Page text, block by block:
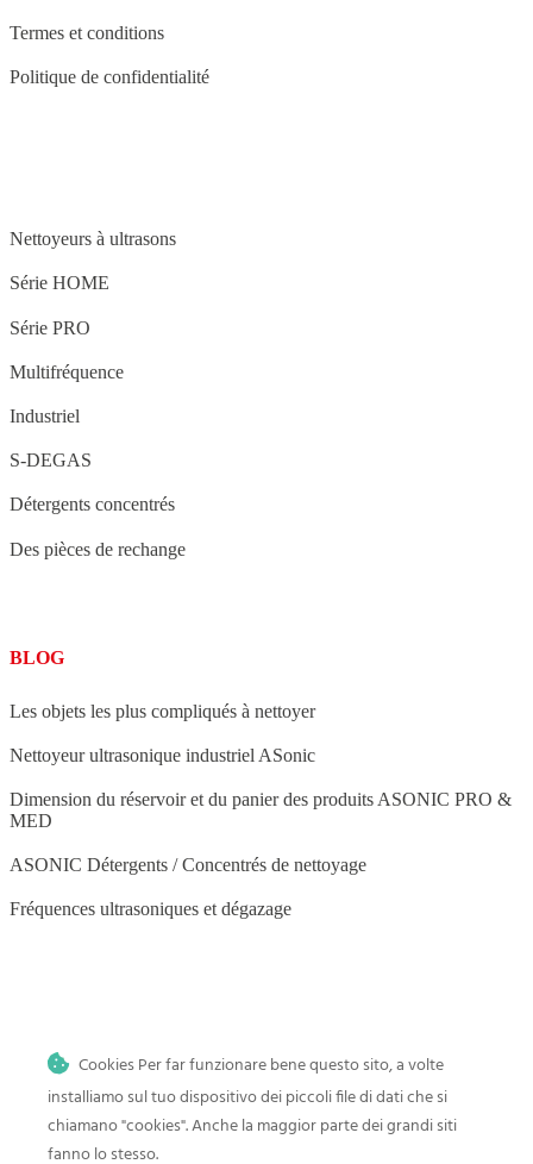
Termes et conditions
Politique de confidentialité
Nettoyeurs à ultrasons
Série HOME
Série PRO
Multifréquence
Industriel
S-DEGAS
Détergents concentrés
Des pièces de rechange
BLOG
Les objets les plus compliqués à nettoyer
Nettoyeur ultrasonique industriel ASonic
Dimension du réservoir et du panier des produits ASONIC PRO &
MED
ASONIC Détergents / Concentrés de nettoyage
Fréquences ultrasoniques et dégazage
Nettoyage par ultrasons à domicile
Histoire et progrès du nettoyage par ultrasons
Comment nettoyer les jouets de bébé dans un nettoyeur à ultrasons
Cookies Per far funzionare bene questo sito, a volte
installiamo sul tuo dispositivo dei piccoli file di dati che si
chiamano "cookies". Anche la maggior parte dei grandi siti
fanno lo stesso.